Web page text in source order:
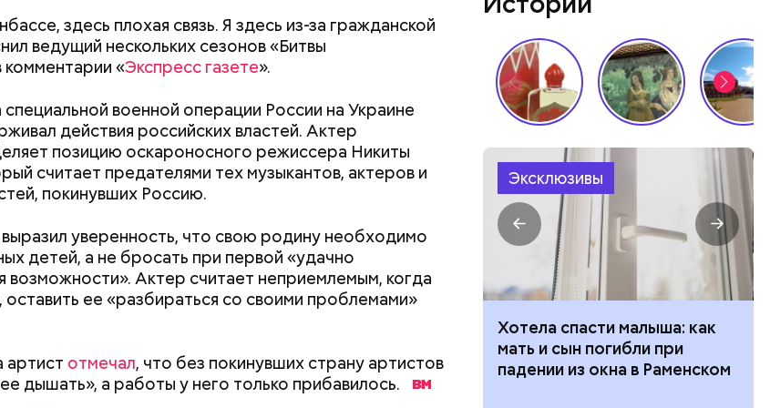
здесь плохая связь. Я здесь из-за гражданской
ведущий нескольких сезонов «Битвы
комментарии «Экспресс газете».
военной операции России на Украине
действия российских властей. Актер
позицию оскароносного режиссера Никиты
считает предателями тех музыкантов, актеров и
покинувших Россию.
уверенность, что свою родину необходимо
детей, а не бросать при первой «удачно
возможности». Актер считает неприемлемым, когда
ее «разбираться со своими проблемами»
артист отмечал, что без покинувших страну артистов
дышать», а работы у него только прибавилось.
содержится эргостерол (витамин D2), а также
патогенных дрожжей в тонком и толстом
врач.
месте и не двигаться;
случае махать руками;
«поймать» молнию или потрогать, особенно
предметами.
Эксклюзивы
гроза и закончится жара
Хотела спасти малыша: как
мать и сын погибли при
падении из окна в Раменском